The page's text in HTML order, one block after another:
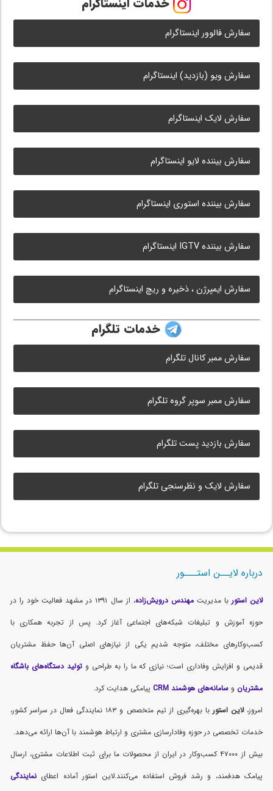
سفارش فالوور اینستاگرام
سفارش ویو (بازدید) اینستاگرام
سفارش لایک اینستاگرام
سفارش بیننده لایو اینستاگرام
سفارش بیننده استوری اینستاگرام
سفارش بیننده IGTV اینستاگرام
سفارش ایمپرژن ، ذخیره و ریچ اینستاگرام
خدمات تلگرام
سفارش ممبر کانال تلگرام
سفارش ممبر سوپر گروه تلگرام
سفارش بازدید پست تلگرام
سفارش لایک و نظرسنجی تلگرام